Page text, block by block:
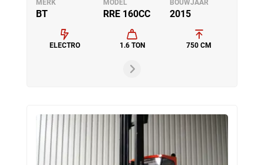
MERK
BT
MODEL
RRE 160CC
BOUWJAAR
2015
ELECTRO 1.6 TON 750 CM